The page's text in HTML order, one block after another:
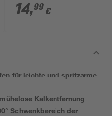
14,99 €
für leichte und spritzarme
Kalkentfernung
Schwenkbereich der